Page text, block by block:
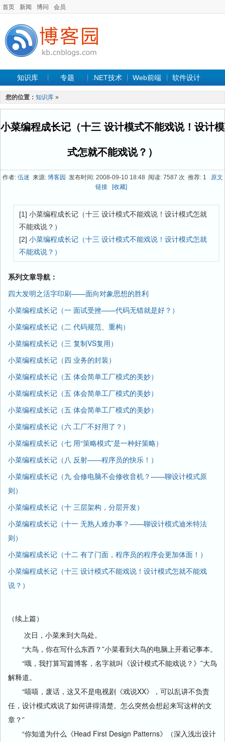
首页 新闻 博问 会员
知识库 专题 .NET技术 Web前端 软件设计
手机开发
最新文章
您的位置： 知识库 »
小菜编程成长记（十三 设计模式不能戏说！设计模
式怎就不能戏说？）
作者: 伍迷 来源: 博客园 发布时间: 2008-09-10 18:48 阅读: 7587 次 推荐: 1
原文
链接
[收藏]
[1] 小菜编程成长记（十三 设计模式不能戏说！设计模式怎就
不能戏说？）
[2] 小菜编程成长记（十三 设计模式不能戏说！设计模式怎就
不能戏说？）
系列文章导航：
四大发明之活字印刷——面向对象思想的胜利
小菜编程成长记（一 面试受挫——代码无错就是好？）
小菜编程成长记（二 代码规范、重构）
小菜编程成长记（三 复制VS复用）
小菜编程成长记（四 业务的封装）
小菜编程成长记（五 体会简单工厂模式的美妙）
小菜编程成长记（五 体会简单工厂模式的美妙）
小菜编程成长记（五 体会简单工厂模式的美妙）
小菜编程成长记（六 工厂不好用了？）
小菜编程成长记（七 用“策略模式”是一种好策略）
小菜编程成长记（八 反射——程序员的快乐！）
小菜编程成长记（九 会修电脑不会修收音机？——聊设计模式原
则）
小菜编程成长记（十 三层架构，分层开发）
小菜编程成长记（十一 无熟人难办事？——聊设计模式迪米特法
则）
小菜编程成长记（十二 有了门面，程序员的程序会更加体面！）
小菜编程成长记（十三 设计模式不能戏说！设计模式怎就不能戏
说？）
（续上篇）
次日，小菜来到大鸟处。
“大鸟，你在写什么东西？”小菜看到大鸟的电脑上开着记事本。
“哦，我打算写篇博客，名字就叫《设计模式不能戏说？》”大鸟
解释道。
“嘻嘻，废话，这又不是电视剧《戏说XX》，可以乱讲不负责
任，设计模式戏说了如何讲得清楚。怎么突然会想起来写这样的文
章？”
“你知道为什么《Head First Design Patterns》（深入浅出设计